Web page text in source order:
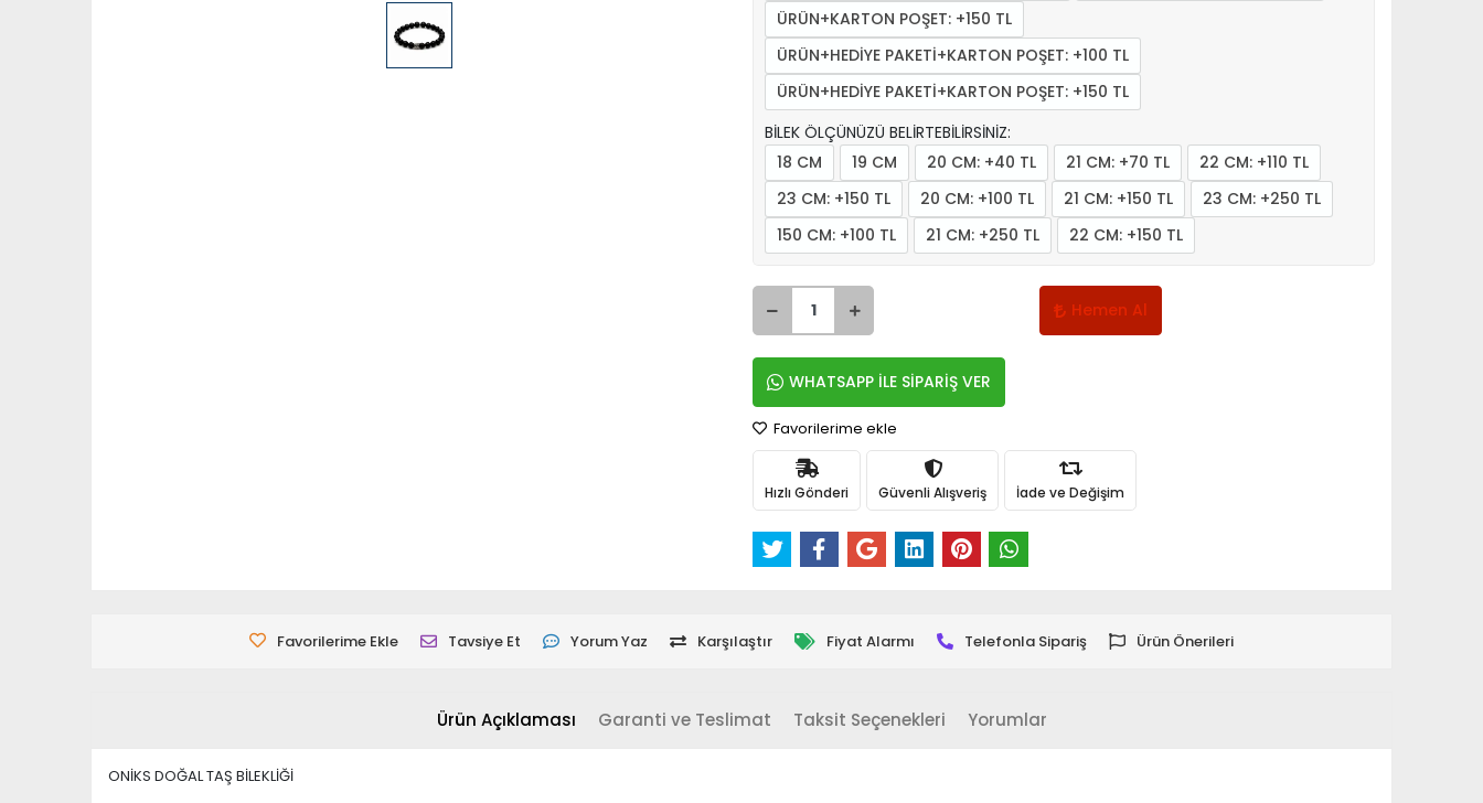
ÜRÜN+KARTON POŞET: +150 TL
ÜRÜN+HEDİYE PAKETİ+KARTON POŞET: +100 TL
ÜRÜN+HEDİYE PAKETİ+KARTON POŞET: +150 TL
BİLEK ÖLÇÜNÜZÜ BELİRTEBİLİRSİNİZ:
18 CM
19 CM 20 CM: +40 TL 21 CM: +70 TL
22 CM: +110 TL
23 CM: +150 TL
20 CM: +100 TL 21 CM: +150 TL
23 CM: +250 TL
150 CM: +100 TL
21 CM: +250 TL 22 CM: +150 TL
Hemen Al
WHATSAPP İLE SİPARİŞ VER
Favorilerime ekle
Hızlı Gönderi Güvenli Alışveriş İade ve Değişim
Favorilerime Ekle Tavsiye Et Yorum Yaz Karşılaştır Fiyat Alarmı Telefonla Sipariş Ürün Önerileri
Ürün Açıklaması Garanti ve Teslimat Taksit Seçenekleri Yorumlar
ONİKS DOĞAL TAŞ BİLEKLİĞİ